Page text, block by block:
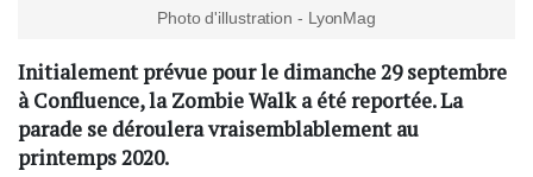
Photo d'illustration - LyonMag
Initialement prévue pour le dimanche 29 septembre
à Confluence, la Zombie Walk a été reportée. La
parade se déroulera vraisemblablement au
printemps 2020.